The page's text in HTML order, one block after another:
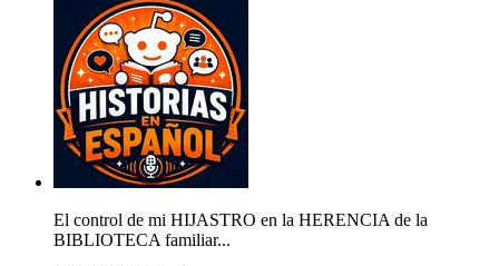
El control de mi HIJASTRO en la HERENCIA de la
BIBLIOTECA familiar...